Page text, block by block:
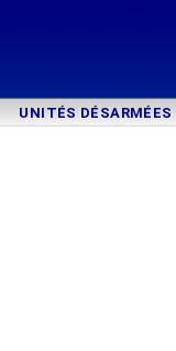
UNITÉS DÉSARMÉES